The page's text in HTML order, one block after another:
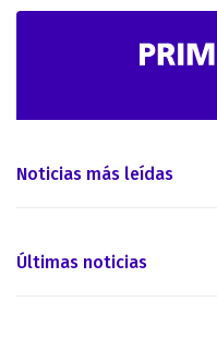
Noticias más leídas
Últimas noticias